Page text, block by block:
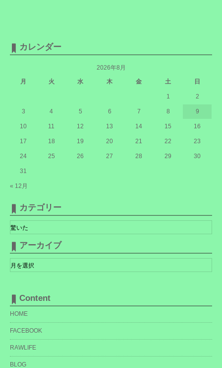
カレンダー
2026年8月
月
火 水 木 金 土 日
« 12月
1 2
3 4 5 6 7 8 9
10 11 12 13 14 15 16
17 18 19 20 21 22 23
24 25 26 27 28 29 30
31
カテゴリー
テ
ゴ
リ
ー
アーカイブ
ー
カ
Content
HOME
FACEBOOK
RAWLIFE
BLOG